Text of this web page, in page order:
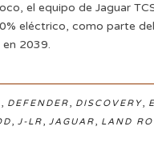
el equipo de Jaguar
eléctrico, como parte
2039.
, DEFENDER, DISCOVERY,
, J-LR, JAGUAR, LAND